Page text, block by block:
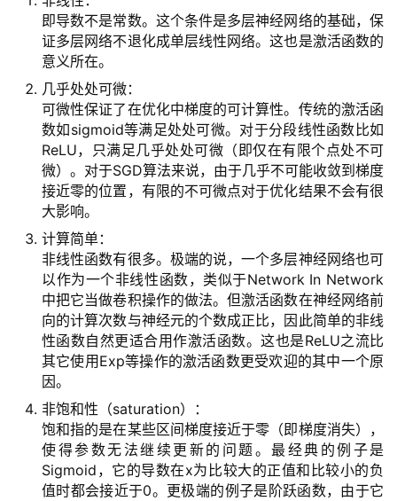
即导数不是常数。这个条件是多层神经网络的基础，保
证多层网络不退化成单层线性网络。这也是激活函数的
意义所在。
几乎处处可微：
可微性保证了在优化中梯度的可计算性。传统的激活函
数如sigmoid等满足处处可微。对于分段线性函数比如
ReLU，只满足几乎处处可微（即仅在有限个点处不可
微）。对于SGD算法来说，由于几乎不可能收敛到梯度
接近零的位置，有限的不可微点对于优化结果不会有很
大影响。
计算简单：
非线性函数有很多。极端的说，一个多层神经网络也可
以作为一个非线性函数，类似于Network In Network
中把它当做卷积操作的做法。但激活函数在神经网络前
向的计算次数与神经元的个数成正比，因此简单的非线
性函数自然更适合用作激活函数。这也是ReLU之流比
其它使用Exp等操作的激活函数更受欢迎的其中一个原
因。
非饱和性（saturation）：
饱和指的是在某些区间梯度接近于零（即梯度消失），
使得参数无法继续更新的问题。最经典的例子是
Sigmoid，它的导数在x为比较大的正值和比较小的负
值时都会接近于0。更极端的例子是阶跃函数，由于它